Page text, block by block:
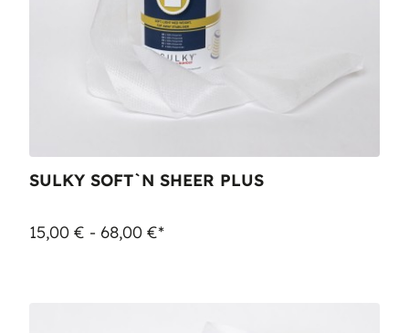
SULKY SOFT`N SHEER PLUS
15,00 € - 68,00 €*